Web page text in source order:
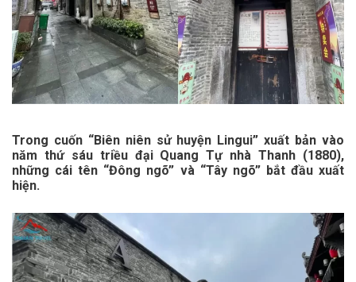
Trong cuốn “Biên niên sử huyện Lingui” xuất bản vào
năm thứ sáu triều đại Quang Tự nhà Thanh (1880),
những cái tên “Đông ngõ” và “Tây ngõ” bắt đầu xuất
hiện.